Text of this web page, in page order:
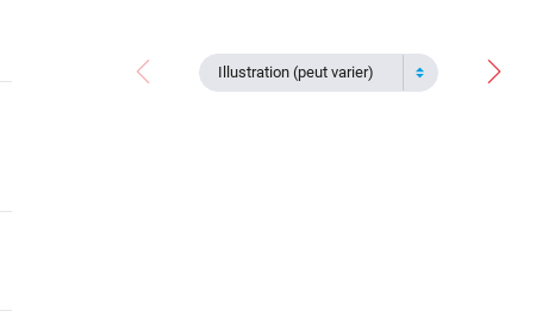
Illustration (peut varier)